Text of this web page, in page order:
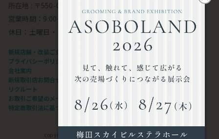
所在地 : 〒550-0002 大阪市西区江戸堀1-23-11 6F
営業時間：9:00～18:00
休日：土曜日・日曜日・祝日
新規店舗・改装ご支援します
プライバシーポリシー
会社案内
新規取引店お問合せフォーム
リクルート
お取引ご希望のメーカー様
特定商取引法に基づく表記
copyright©AsoboLabo co.,ltd. All Rights Reserved.